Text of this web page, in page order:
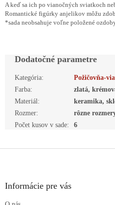
A keď sa ich po vianočných sviatkoch
Romantické figúrky anjelikov môžu
*sada neobsahuje voľne položené
Dodatočné parametre
Kategória:
Požičovňa-
Farba:
zlatá,
Materiál :
keramika,
Rozmer:
rôzne
Počet kusov v sade: 6
Informácie pre vás